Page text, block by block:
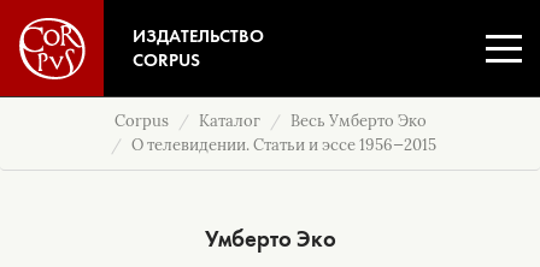
ИЗДАТЕЛЬСТВО
CORPUS
Corpus Каталог
Весь Умберто Эко
О телевидении. Статьи и эссе 1956—2015
Умберто Эко